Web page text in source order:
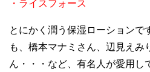
・ライスフォース
とにかく潤う保湿ローションで
も、橋本マナミさん、辺見えみ
ん・・・など、有名人が愛用し